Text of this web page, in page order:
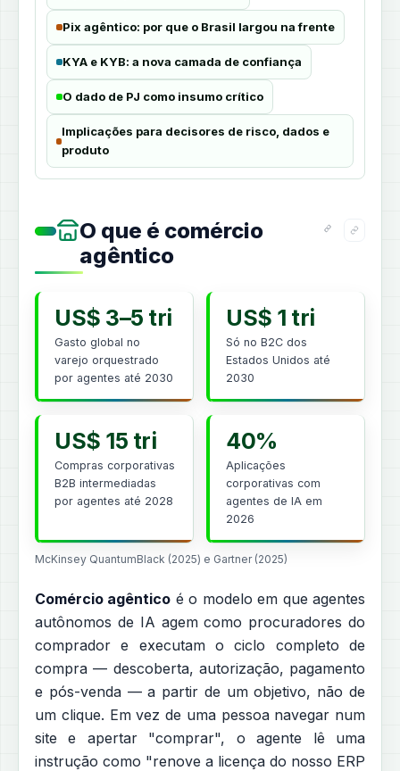
Pix agêntico: por que o Brasil largou na frente
KYA e KYB: a nova camada de confiança
O dado de PJ como insumo crítico
Implicações para decisores de risco, dados e
produto
O que é comércio
agêntico
US$ 3–5 tri
Gasto global no
varejo orquestrado
por agentes até 2030
US$ 1 tri
Só no B2C dos
Estados Unidos até
2030
US$ 15 tri
Compras corporativas
B2B intermediadas
por agentes até 2028
40%
Aplicações
corporativas com
agentes de IA em
2026
McKinsey QuantumBlack (2025) e Gartner (2025)
Comércio agêntico é o modelo em que agentes
autônomos de IA agem como procuradores do
comprador e executam o ciclo completo de
compra — descoberta, autorização, pagamento
e pós-venda — a partir de um objetivo, não de
um clique. Em vez de uma pessoa navegar num
site e apertar "comprar", o agente lê uma
instrução como "renove a licença do nosso ERP